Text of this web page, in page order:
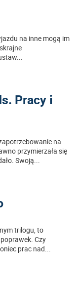
na inne mogą im
...
Pracy i
na
przymierzała się
Swoją...
trilogu, to
Czy
prac nad...